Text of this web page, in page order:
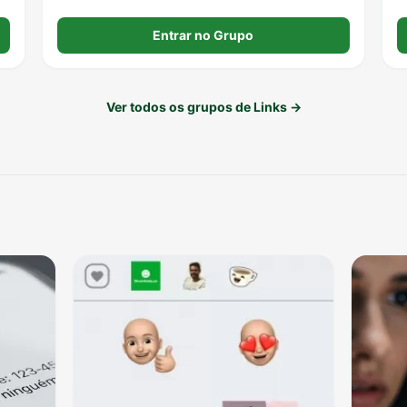
Entrar no Grupo
Ver todos os grupos de Links →